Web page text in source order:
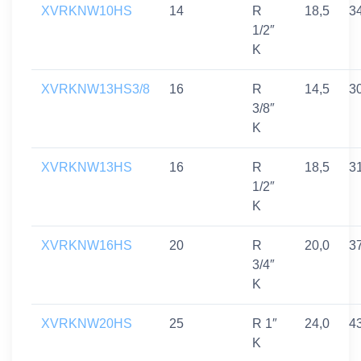
XVRKNW10HS 14
R
1/2″
K
18,5
XVRKNW13HS3/8 16
R
3/8″
K
14,5
XVRKNW13HS 16
R
1/2″
K
18,5
XVRKNW16HS 20
R
3/4″
K
20,0
XVRKNW20HS 25
R 1″
K
24,0